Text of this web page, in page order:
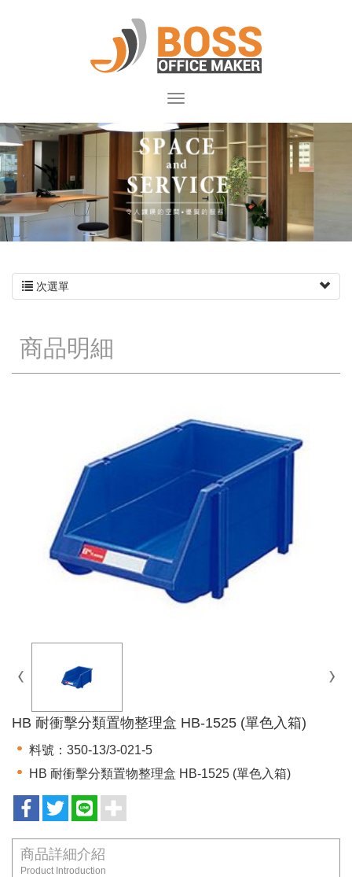
次選單
商品明細
HB 耐衝擊分類置物整理盒 HB-1525 (單色入箱)
料號：350-13/3-021-5
HB 耐衝擊分類置物整理盒 HB-1525 (單色入箱)
商品詳細介紹
Product Introduction